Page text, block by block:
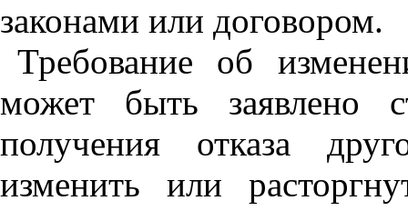
законами или договором.
Требование об
может быть заявлено
получения отказа
изменить или